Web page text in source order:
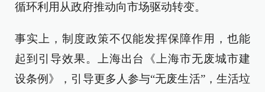
循环利用从政府推动向市场驱动转变。
事实上，制度政策不仅能发挥保障作用，也能
起到引导效果。上海出台《上海市无废城市建
设条例》，引导更多人参与“无废生活”，生活垃